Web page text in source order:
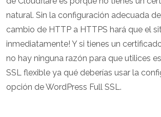
natural. Sin la configuración adecuada
cambio de HTTP a HTTPS hará que el
inmediatamente! Y si tienes un
no hay ninguna razón para que utilices
SSL flexible ya qué deberías usar la
opción de WordPress Full SSL.